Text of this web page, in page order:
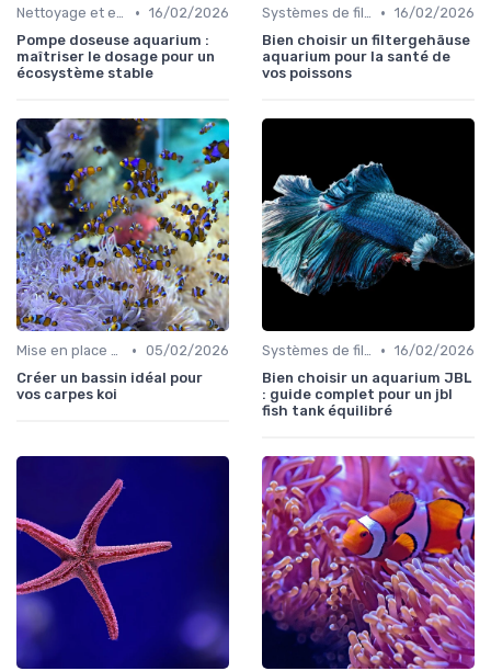
Nettoyage et entretien • 16/02/2026
Pompe doseuse aquarium :
maîtriser le dosage pour un
écosystème stable
Systèmes de filtration • 16/02/2026
Bien choisir un filtergehäuse
aquarium pour la santé de
vos poissons
Mise en place d'un écosystème • 05/02/2026
Créer un bassin idéal pour
vos carpes koi
Systèmes de filtration • 16/02/2026
Bien choisir un aquarium JBL
: guide complet pour un jbl
fish tank équilibré